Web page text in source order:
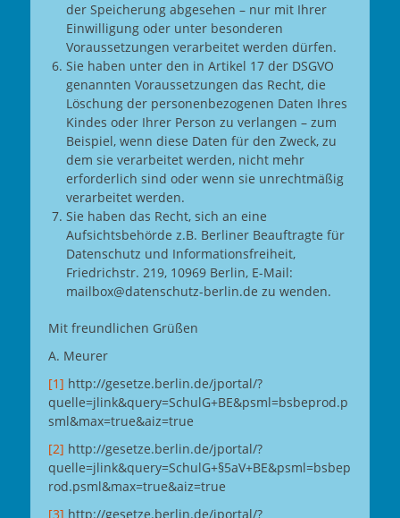
der Speicherung abgesehen – nur mit Ihrer
Einwilligung oder unter besonderen
Voraussetzungen verarbeitet werden dürfen.
Sie haben unter den in Artikel 17 der DSGVO
genannten Voraussetzungen das Recht, die
Löschung der personenbezogenen Daten Ihres
Kindes oder Ihrer Person zu verlangen – zum
Beispiel, wenn diese Daten für den Zweck, zu
dem sie verarbeitet werden, nicht mehr
erforderlich sind oder wenn sie unrechtmäßig
verarbeitet werden.
Sie haben das Recht, sich an eine
Aufsichtsbehörde z.B. Berliner Beauftragte für
Datenschutz und Informationsfreiheit,
Friedrichstr. 219, 10969 Berlin, E-Mail:
mailbox@datenschutz-berlin.de zu wenden.
Mit freundlichen Grüßen
A. Meurer
[1] http://gesetze.berlin.de/jportal/?
quelle=jlink&query=SchulG+BE&psml=bsbeprod.p
sml&max=true&aiz=true
[2] http://gesetze.berlin.de/jportal/?
quelle=jlink&query=SchulG+§5aV+BE&psml=bsbep
rod.psml&max=true&aiz=true
[3] http://gesetze.berlin.de/jportal/?